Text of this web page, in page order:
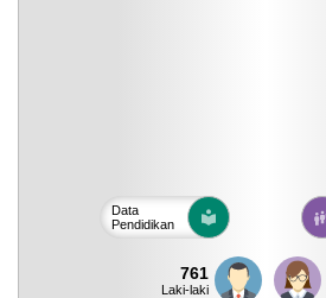
761
Laki-laki
Data
Pendidikan